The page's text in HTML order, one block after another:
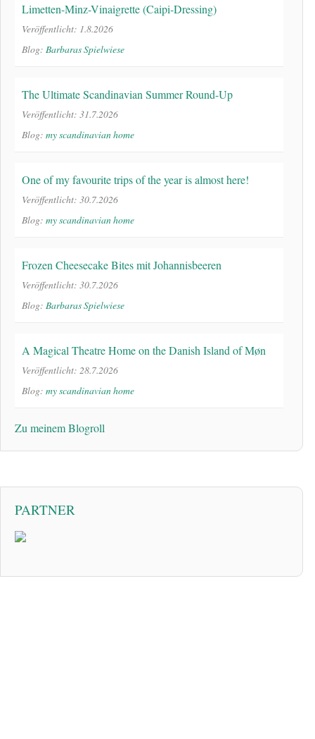
Limetten-Minz-Vinaigrette (Caipi-Dressing)
Veröffentlicht: 1.8.2026
Blog: Barbaras Spielwiese
The Ultimate Scandinavian Summer Round-Up
Veröffentlicht: 31.7.2026
Blog: my scandinavian home
One of my favourite trips of the year is almost here!
Veröffentlicht: 30.7.2026
Blog: my scandinavian home
Frozen Cheesecake Bites mit Johannisbeeren
Veröffentlicht: 30.7.2026
Blog: Barbaras Spielwiese
A Magical Theatre Home on the Danish Island of Møn
Veröffentlicht: 28.7.2026
Blog: my scandinavian home
Zu meinem Blogroll
PARTNER